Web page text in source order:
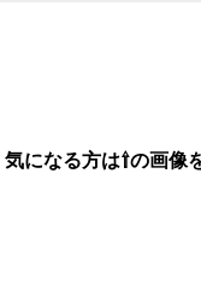
気になる方は⇧の画像